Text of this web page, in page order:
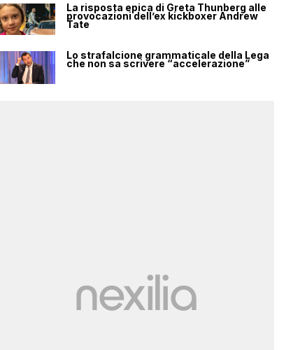
La risposta epica di Greta Thunberg alle
provocazioni dell’ex kickboxer Andrew
Tate
Lo strafalcione grammaticale della Lega
che non sa scrivere “accelerazione”